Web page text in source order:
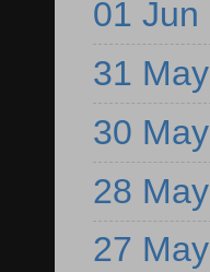
01 Jun
31 May
30 May
28 May
27 May